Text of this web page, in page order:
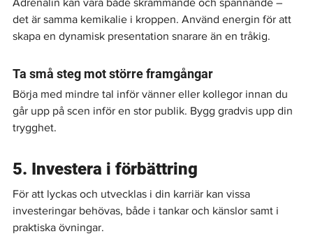
det är samma kemikalie i kroppen. Använd energin för att
skapa en dynamisk presentation snarare än en tråkig.
Ta små steg mot större framgångar
Börja med mindre tal inför vänner eller kollegor innan du
går upp på scen inför en stor publik. Bygg gradvis upp din
trygghet.
5. Investera i förbättring
För att lyckas och utvecklas i din karriär kan vissa
investeringar behövas, både i tankar och känslor samt i
praktiska övningar.